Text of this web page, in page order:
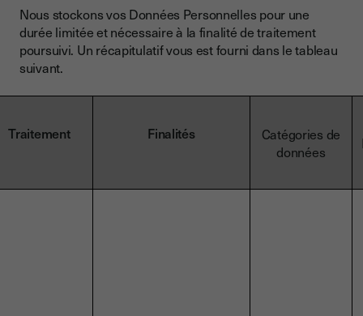
Nous stockons vos Données Personnelles pour une
durée limitée et nécessaire à la finalité de traitement
poursuivi. Un récapitulatif vous est fourni dans le tableau
suivant.
Traitement Finalités
Catégories de
données